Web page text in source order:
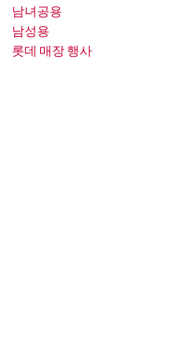
남녀공용
남성용
롯데 매장 행사